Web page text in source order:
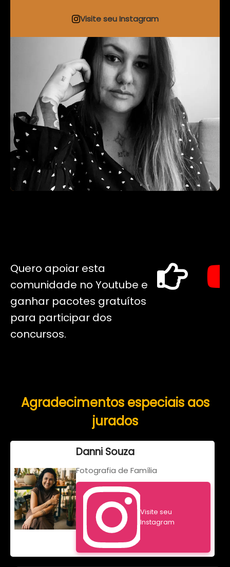
Visite seu Instagram
Quero apoiar esta
comunidade no Youtube e
ganhar pacotes gratuítos
para participar dos
concursos.
Agradecimentos especiais aos
jurados
Danni Souza
Fotografia de Família
Visite seu
Instagram